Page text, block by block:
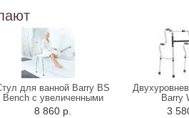
для ванной Barry BS
Bench с увеличенными
ножками
8 860 р.
Barry
3